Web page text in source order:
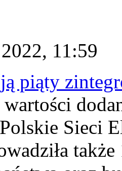
11:59
piąty
wartości
Sieci